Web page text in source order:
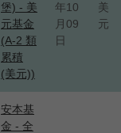
堡) - 美
元基金
(A-2 類
累積
(美元))
年10
月09
日
美
元
安本基
金 - 全